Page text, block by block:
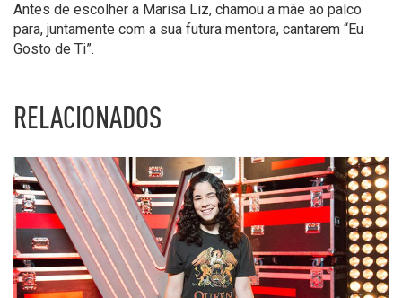
Antes de escolher a Marisa Liz, chamou a mãe ao palco
para, juntamente com a sua futura mentora, cantarem “Eu
Gosto de Ti”.
RELACIONADOS